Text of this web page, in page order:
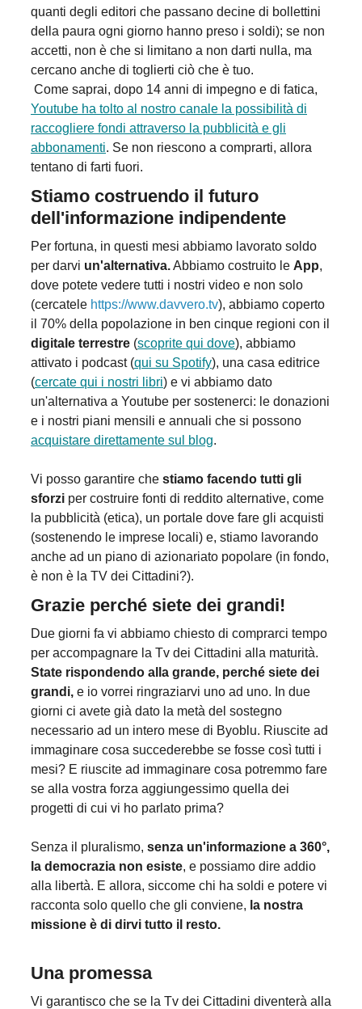
quanti degli editori che passano decine di bollettini
della paura ogni giorno hanno preso i soldi); se non
accetti, non è che si limitano a non darti nulla, ma
cercano anche di toglierti ciò che è tuo.
Come saprai, dopo 14 anni di impegno e di fatica,
Youtube ha tolto al nostro canale la possibilità di
raccogliere fondi attraverso la pubblicità e gli
abbonamenti. Se non riescono a comprarti, allora
tentano di farti fuori.
Stiamo costruendo il futuro
dell'informazione indipendente
Per fortuna, in questi mesi abbiamo lavorato soldo
per darvi un'alternativa.Abbiamo costruito le App,
dove potete vedere tutti i nostri video e non solo
(cercatele https://www.davvero.tv), abbiamo coperto
il 70% della popolazione in ben cinque regioni con il
digitale terrestre (scoprite qui dove), abbiamo
attivato i podcast (qui su Spotify), una casa editrice
(cercate qui i nostri libri) e vi abbiamo dato
un'alternativa a Youtube per sostenerci: le donazioni
e i nostri piani mensili e annuali che si possono
acquistare direttamente sul blog.
Vi posso garantire che stiamo facendo tutti gli
sforzi per costruire fonti di reddito alternative, come
la pubblicità (etica), un portale dove fare gli acquisti
(sostenendo le imprese locali) e, stiamo lavorando
anche ad un piano di azionariato popolare (in fondo,
è non è la TV dei Cittadini?).
Grazie perché siete dei grandi!
Due giorni fa vi abbiamo chiesto di comprarci tempo
per accompagnare la Tv dei Cittadini alla maturità.
State rispondendo alla grande, perché siete dei
grandi, e io vorrei ringraziarvi uno ad uno. In due
giorni ci avete già dato la metà del sostegno
necessario ad un intero mese di Byoblu. Riuscite ad
immaginare cosa succederebbe se fosse così tutti i
mesi? E riuscite ad immaginare cosa potremmo fare
se alla vostra forza aggiungessimo quella dei
progetti di cui vi ho parlato prima?
Senza il pluralismo, senza un'informazione a 360°,
la democrazia non esiste, e possiamo dire addio
alla libertà. E allora, siccome chi ha soldi e potere vi
racconta solo quello che gli conviene, la nostra
missione è di dirvi tutto il resto.
Una promessa
Vi garantisco che se la Tv dei Cittadini diventerà alla